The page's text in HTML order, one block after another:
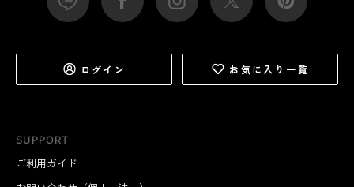
SUPPORT
ご利用ガイド
ログイン お気に入り一覧